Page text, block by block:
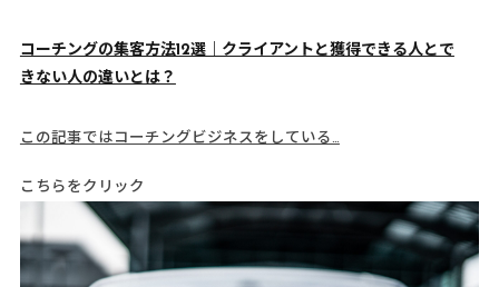
コーチングの集客方法12選｜クライアントと獲得できる人とで
きない人の違いとは？
この記事ではコーチングビジネスをしている…
こちらをクリック